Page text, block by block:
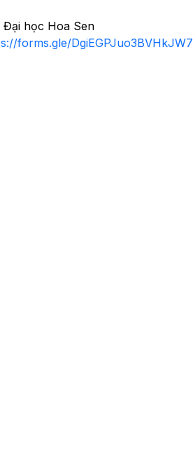
học Hoa Sen
forms.gle/DgiEGPJuo3BVHkJW7